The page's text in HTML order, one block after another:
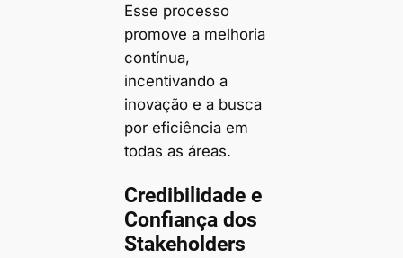
Esse processo
promove a melhoria
contínua,
incentivando a
inovação e a busca
por eficiência em
todas as áreas.
Credibilidade e
Confiança dos
Stakeholders